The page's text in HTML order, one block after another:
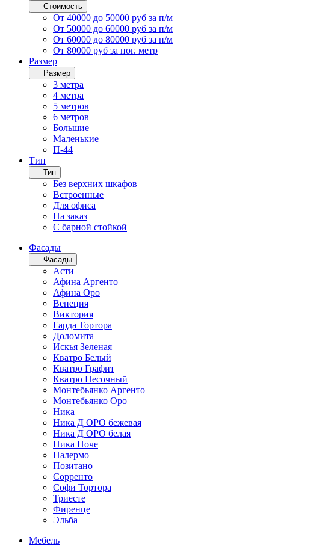
Стоимость
От 40000 до 50000 руб за п/м
От 50000 до 60000 руб за п/м
От 60000 до 80000 руб за п/м
От 80000 руб за пог. метр
Размер
Размер
3 метра
4 метра
5 метров
6 метров
Большие
Маленькие
П-44
Тип
Тип
Без верхних шкафов
Встроенные
Для офиса
На заказ
С барной стойкой
Фасады
Фасады
Асти
Афина Аргенто
Афина Оро
Венеция
Виктория
Гарда Тортора
Доломита
Искья Зеленая
Кватро Белый
Кватро Графит
Кватро Песочный
Монтебьянко Аргенто
Монтебьянко Оро
Ника
Ника Д ОРО бежевая
Ника Д ОРО белая
Ника Ноче
Палермо
Позитано
Сорренто
Софи Тортора
Триесте
Фиренце
Эльба
Мебель